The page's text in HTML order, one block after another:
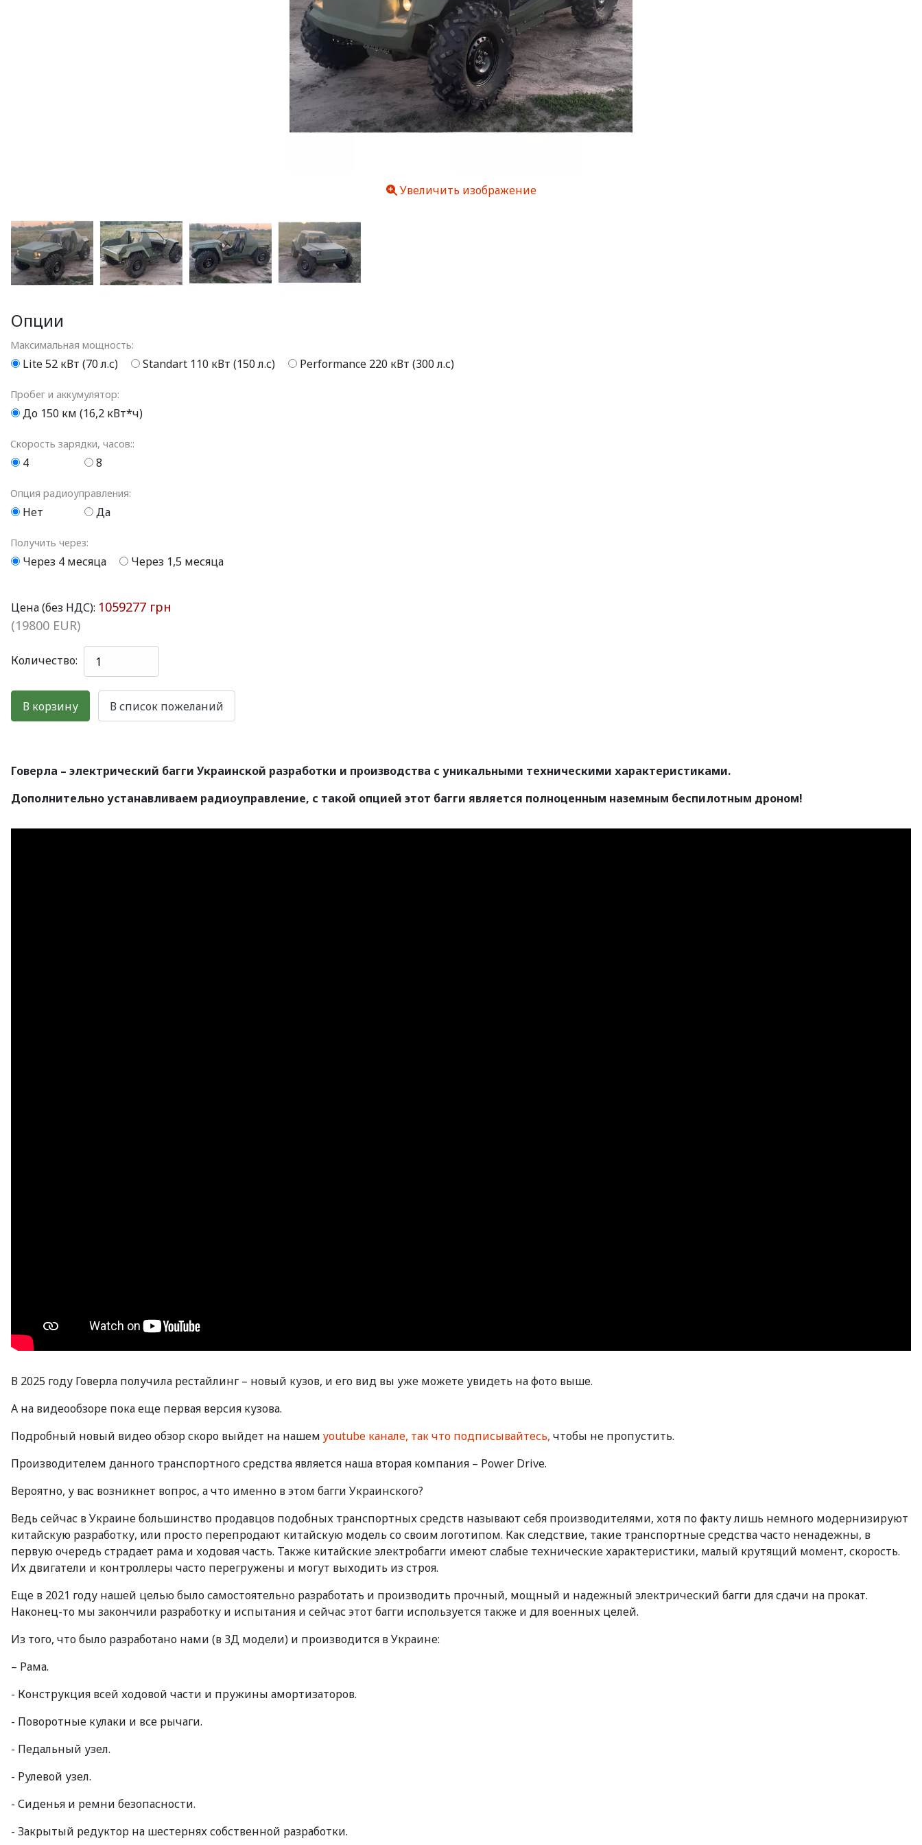
Увеличить изображение
Опции
Максимальная мощность:
Lite 52 кВт (70 л.с) Standart 110 кВт (150 л.с) Performance 220 кВт (300 л.с)
Пробег и аккумулятор:
До 150 км (16,2 кВт*ч)
Скорость зарядки, часов::
4 8
Опция радиоуправления:
Нет Да
Получить через:
Через 4 месяца Через 1,5 месяца
Цена (без НДС): 1059277 грн
(19800 EUR)
Количество:
Говерла – электрический багги Украинской разработки и производства с уникальными техническими характеристиками.
Дополнительно устанавливаем радиоуправление, с такой опцией этот багги является полноценным наземным беспилотным дроном!
В 2025 году Говерла получила рестайлинг – новый кузов, и его вид вы уже можете увидеть на фото выше.
А на видеообзоре пока еще первая версия кузова.
Подробный новый видео обзор скоро выйдет на нашем youtube канале, так что подписывайтесь, чтобы не пропустить.
Производителем данного транспортного средства является наша вторая компания – Power Drive.
Вероятно, у вас возникнет вопрос, а что именно в этом багги Украинского?
Ведь сейчас в Украине большинство продавцов подобных транспортных средств называют себя производителями, хотя по факту лишь немного модернизируют
китайскую разработку, или просто перепродают китайскую модель со своим логотипом. Как следствие, такие транспортные средства часто ненадежны, в
первую очередь страдает рама и ходовая часть. Также китайские электробагги имеют слабые технические характеристики, малый крутящий момент, скорость.
Их двигатели и контроллеры часто перегружены и могут выходить из строя.
Еще в 2021 году нашей целью было самостоятельно разработать и производить прочный, мощный и надежный электрический багги для сдачи на прокат.
Наконец-то мы закончили разработку и испытания и сейчас этот багги используется также и для военных целей.
Из того, что было разработано нами (в 3Д модели) и производится в Украине:
– Рама.
- Конструкция всей ходовой части и пружины амортизаторов.
- Поворотные кулаки и все рычаги.
- Педальный узел.
- Рулевой узел.
- Сиденья и ремни безопасности.
- Закрытый редуктор на шестернях собственной разработки.